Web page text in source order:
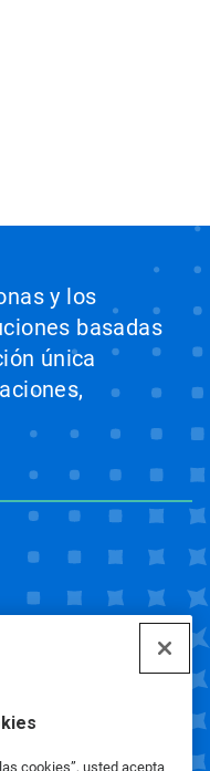
cookies”, usted acepta
y los
basadas
única